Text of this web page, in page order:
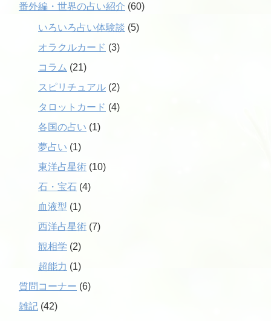
番外編・世界の占い紹介 (60)
いろいろ占い体験談 (5)
オラクルカード (3)
コラム (21)
スピリチュアル (2)
タロットカード (4)
各国の占い (1)
夢占い (1)
東洋占星術 (10)
石・宝石 (4)
血液型 (1)
西洋占星術 (7)
観相学 (2)
超能力 (1)
質問コーナー (6)
雑記 (42)